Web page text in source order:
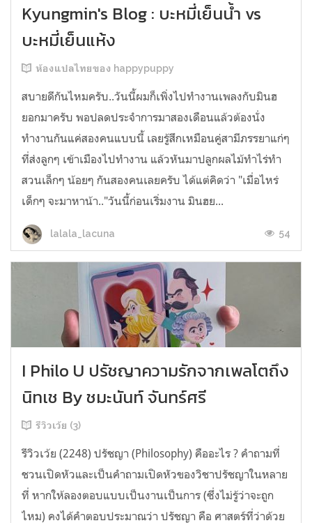
Kyungmin's Blog : บะหมี่เย็นน้ำ vs
บะหมี่เย็นแห้ง
ห้องแปลไทยของ happypuppy
สบายดีกันไหมครับ..วันนี้ผมก็เพิ่งไปทำงานเพลงกับมินฮ
ยอกมาครับ พอปลดประจำการมาสองเดือนแล้วต้องนั่ง
ทำงานกันแค่สองคนแบบนี้ เลยรู้สึกเหมือนคู่สามีภรรยาแก่ๆ
ที่ส่งลูกๆ เข้าเมืองไปทำงาน แล้วหันมาปลูกผลไม้ทำไร่ทำ
สวนเล็กๆ น้อยๆ กันสองคนเลยครับ ได้แต่คิดว่า "เมื่อไหร่
เด็กๆ จะมาหาน้า.."วันนี้ก่อนเริ่มงาน มินฮย...
lalala_lacuna 54
I Philo U ปรัชญาความรักจากเพลโตถึง
นิทเช By ชมะนันท์ จันทร์ศรี
รีวิวเว้ย (3)
รีวิวเว้ย (2248) ปรัชญา (Philosophy) คืออะไร ? คำถามที่
ชวนเปิดหัวและเป็นคำถามเปิดหัวของวิชาปรัชญาในหลาย
ที่ หากให้ลองตอบแบบเป็นงานเป็นการ (ซึ่งไม่รู้ว่าจะถูก
ไหม) คงได้คำตอบประมาณว่า ปรัชญา คือ ศาสตร์ที่ว่าด้วย